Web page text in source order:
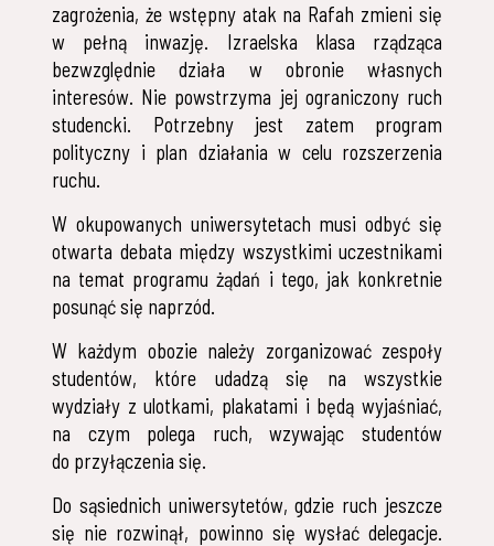
zagrożenia, że wstępny atak na Rafah zmieni się
w pełną inwazję. Izraelska klasa rządząca
bezwzględnie działa w obronie własnych
interesów. Nie powstrzyma jej ograniczony ruch
studencki. Potrzebny jest zatem program
polityczny i plan działania w celu rozszerzenia
ruchu.
W okupowanych uniwersytetach musi odbyć się
otwarta debata między wszystkimi uczestnikami
na temat programu żądań i tego, jak konkretnie
posunąć się naprzód.
W każdym obozie należy zorganizować zespoły
studentów, które udadzą się na wszystkie
wydziały z ulotkami, plakatami i będą wyjaśniać,
na czym polega ruch, wzywając studentów
do przyłączenia się.
Do sąsiednich uniwersytetów, gdzie ruch jeszcze
się nie rozwinął, powinno się wysłać delegacje.